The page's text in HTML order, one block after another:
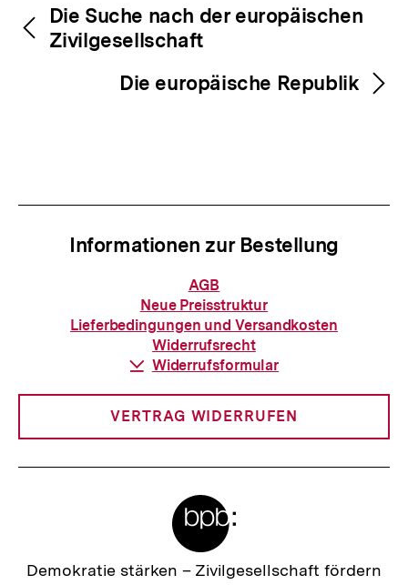
Inhaltsnavigation
Inhaltsnavigation
Die Suche nach der europäischen
Zivilgesellschaft
Die europäische Republik
Informationen zur Bestellung
Informationen
zur
Bestellung
AGB
Neue Preisstruktur
Lieferbedingungen und Versandkosten
Widerrufsrecht
Download-
Widerrufsformular
VERTRAG WIDERRUFEN
Zur
Demokratie stärken – Zivilgesellschaft fördern